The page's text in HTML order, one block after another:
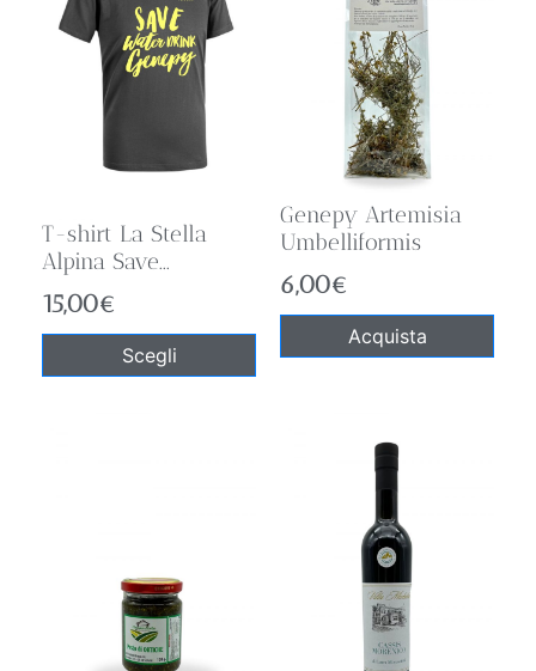
T-shirt La Stella
Alpina Save...
15,00€
Scegli
Genepy Artemisia
Umbelliformis
6,00€
Acquista